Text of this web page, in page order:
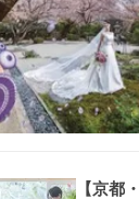
【京都